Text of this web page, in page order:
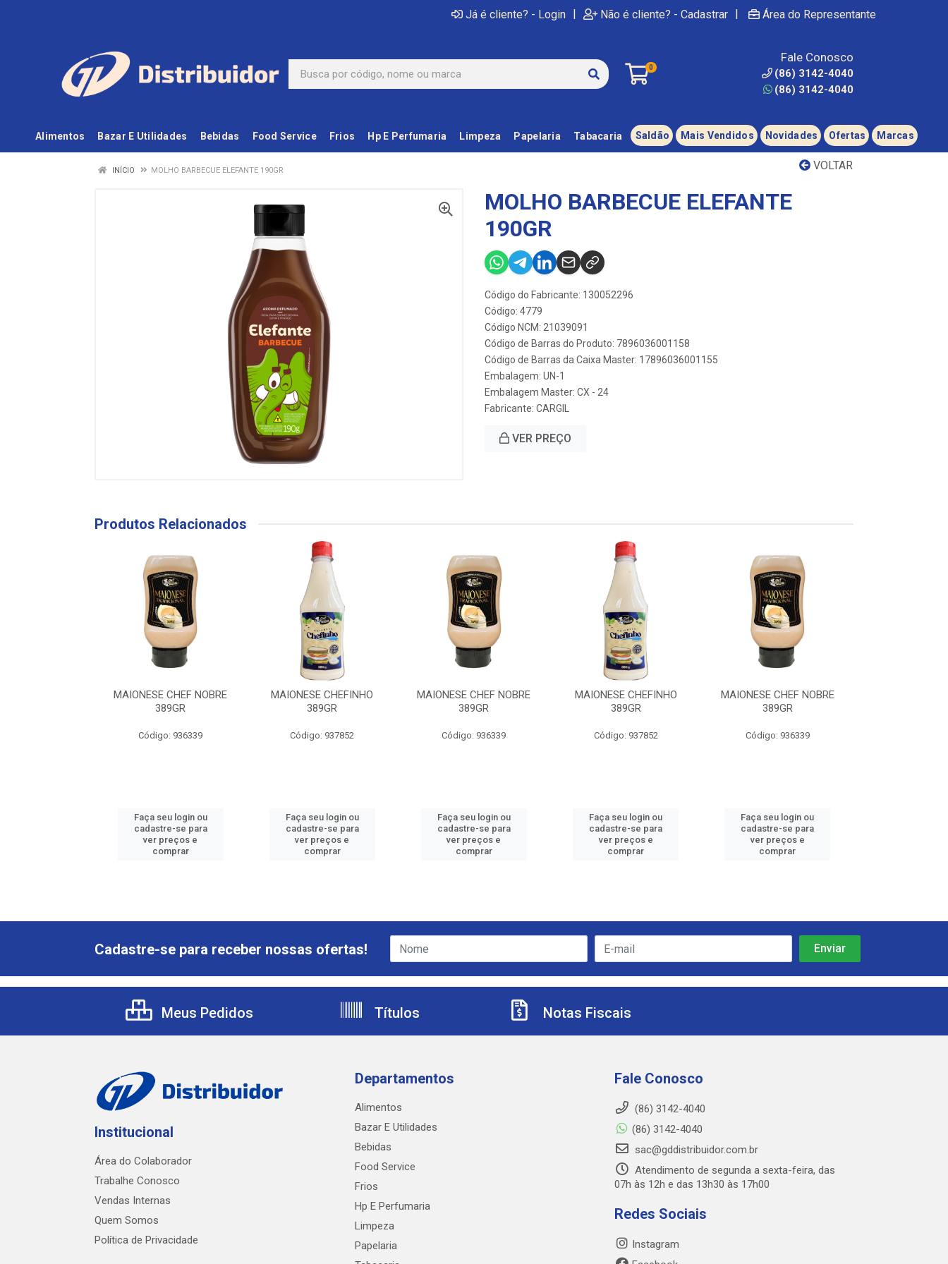
Já é cliente? - Login | Não é cliente? - Cadastrar | Área do Representante
0
Fale Conosco
(86) 3142-4040
(86) 3142-4040
Alimentos Bazar E Utilidades Bebidas Food Service Frios Hp E Perfumaria Limpeza Papelaria Tabacaria Saldão Mais Vendidos Novidades Ofertas Marcas
VOLTAR
INÍCIO MOLHO BARBECUE ELEFANTE 190GR
MOLHO BARBECUE ELEFANTE
190GR
Código do Fabricante: 130052296
Código: 4779
Código NCM: 21039091
Código de Barras do Produto: 7896036001158
Código de Barras da Caixa Master: 17896036001155
Embalagem: UN-1
Embalagem Master: CX - 24
Fabricante: CARGIL
VER PREÇO
Produtos Relacionados
MAIONESE CHEF NOBRE
389GR
Código: 936339
Faça seu login ou
cadastre-se para
ver preços e
comprar
MAIONESE CHEFINHO
389GR
Código: 937852
Faça seu login ou
cadastre-se para
ver preços e
comprar
MAIONESE CHEF NOBRE
389GR
Código: 936339
Faça seu login ou
cadastre-se para
ver preços e
comprar
MAIONESE CHEFINHO
389GR
Código: 937852
Faça seu login ou
cadastre-se para
ver preços e
comprar
MAIONESE CHEF NOBRE
389GR
Código: 936339
Faça seu login ou
cadastre-se para
ver preços e
comprar
Cadastre-se para receber nossas ofertas!
Meus Pedidos Títulos Notas Fiscais
Institucional
Área do Colaborador
Trabalhe Conosco
Vendas Internas
Quem Somos
Política de Privacidade
Departamentos
Alimentos
Bazar E Utilidades
Bebidas
Food Service
Frios
Hp E Perfumaria
Limpeza
Papelaria
Fale Conosco
(86) 3142-4040
(86) 3142-4040
sac@gddistribuidor.com.br
Atendimento de segunda a sexta-feira, das
07h às 12h e das 13h30 às 17h00
Redes Sociais
Instagram